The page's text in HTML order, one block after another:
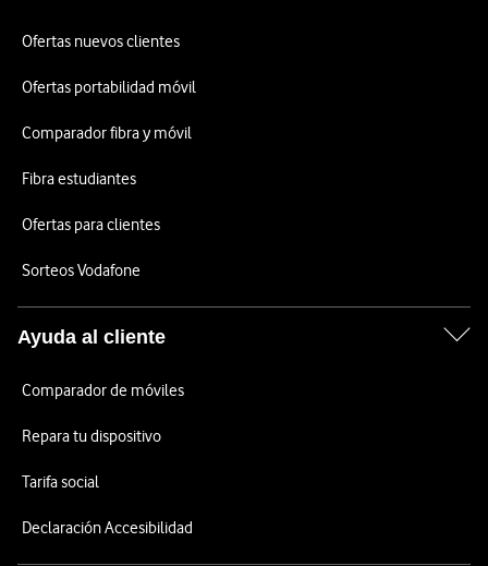
Ofertas nuevos clientes
Ofertas portabilidad móvil
Comparador fibra y móvil
Fibra estudiantes
Ofertas para clientes
Sorteos Vodafone
Ayuda al cliente
Comparador de móviles
Repara tu dispositivo
Tarifa social
Declaración Accesibilidad